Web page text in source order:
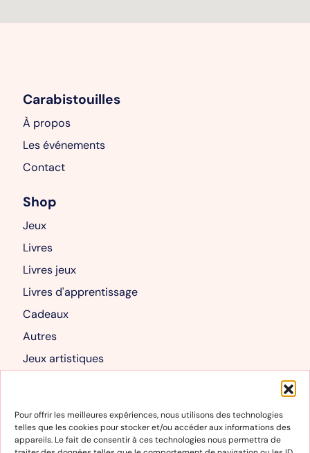
Pour offrir les meilleures expériences, nous utilisons des technologies
telles que les cookies pour stocker et/ou accéder aux informations des
appareils. Le fait de consentir à ces technologies nous permettra de
Carabistouilles
À propos
Les événements
Contact
Shop
Jeux
Livres
Livres jeux
Livres d'apprentissage
Cadeaux
Autres
Jeux artistiques
Mon compte
Mon compte